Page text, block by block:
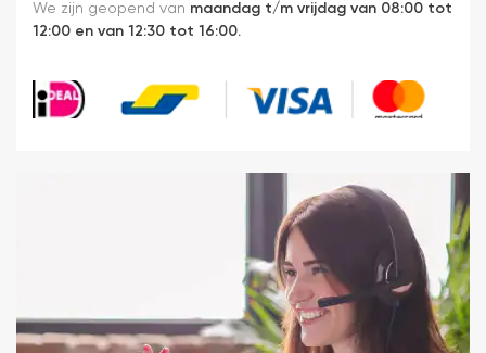
We zijn geopend van maandag t/m vrijdag van 08:00 tot
12:00 en van 12:30 tot 16:00.